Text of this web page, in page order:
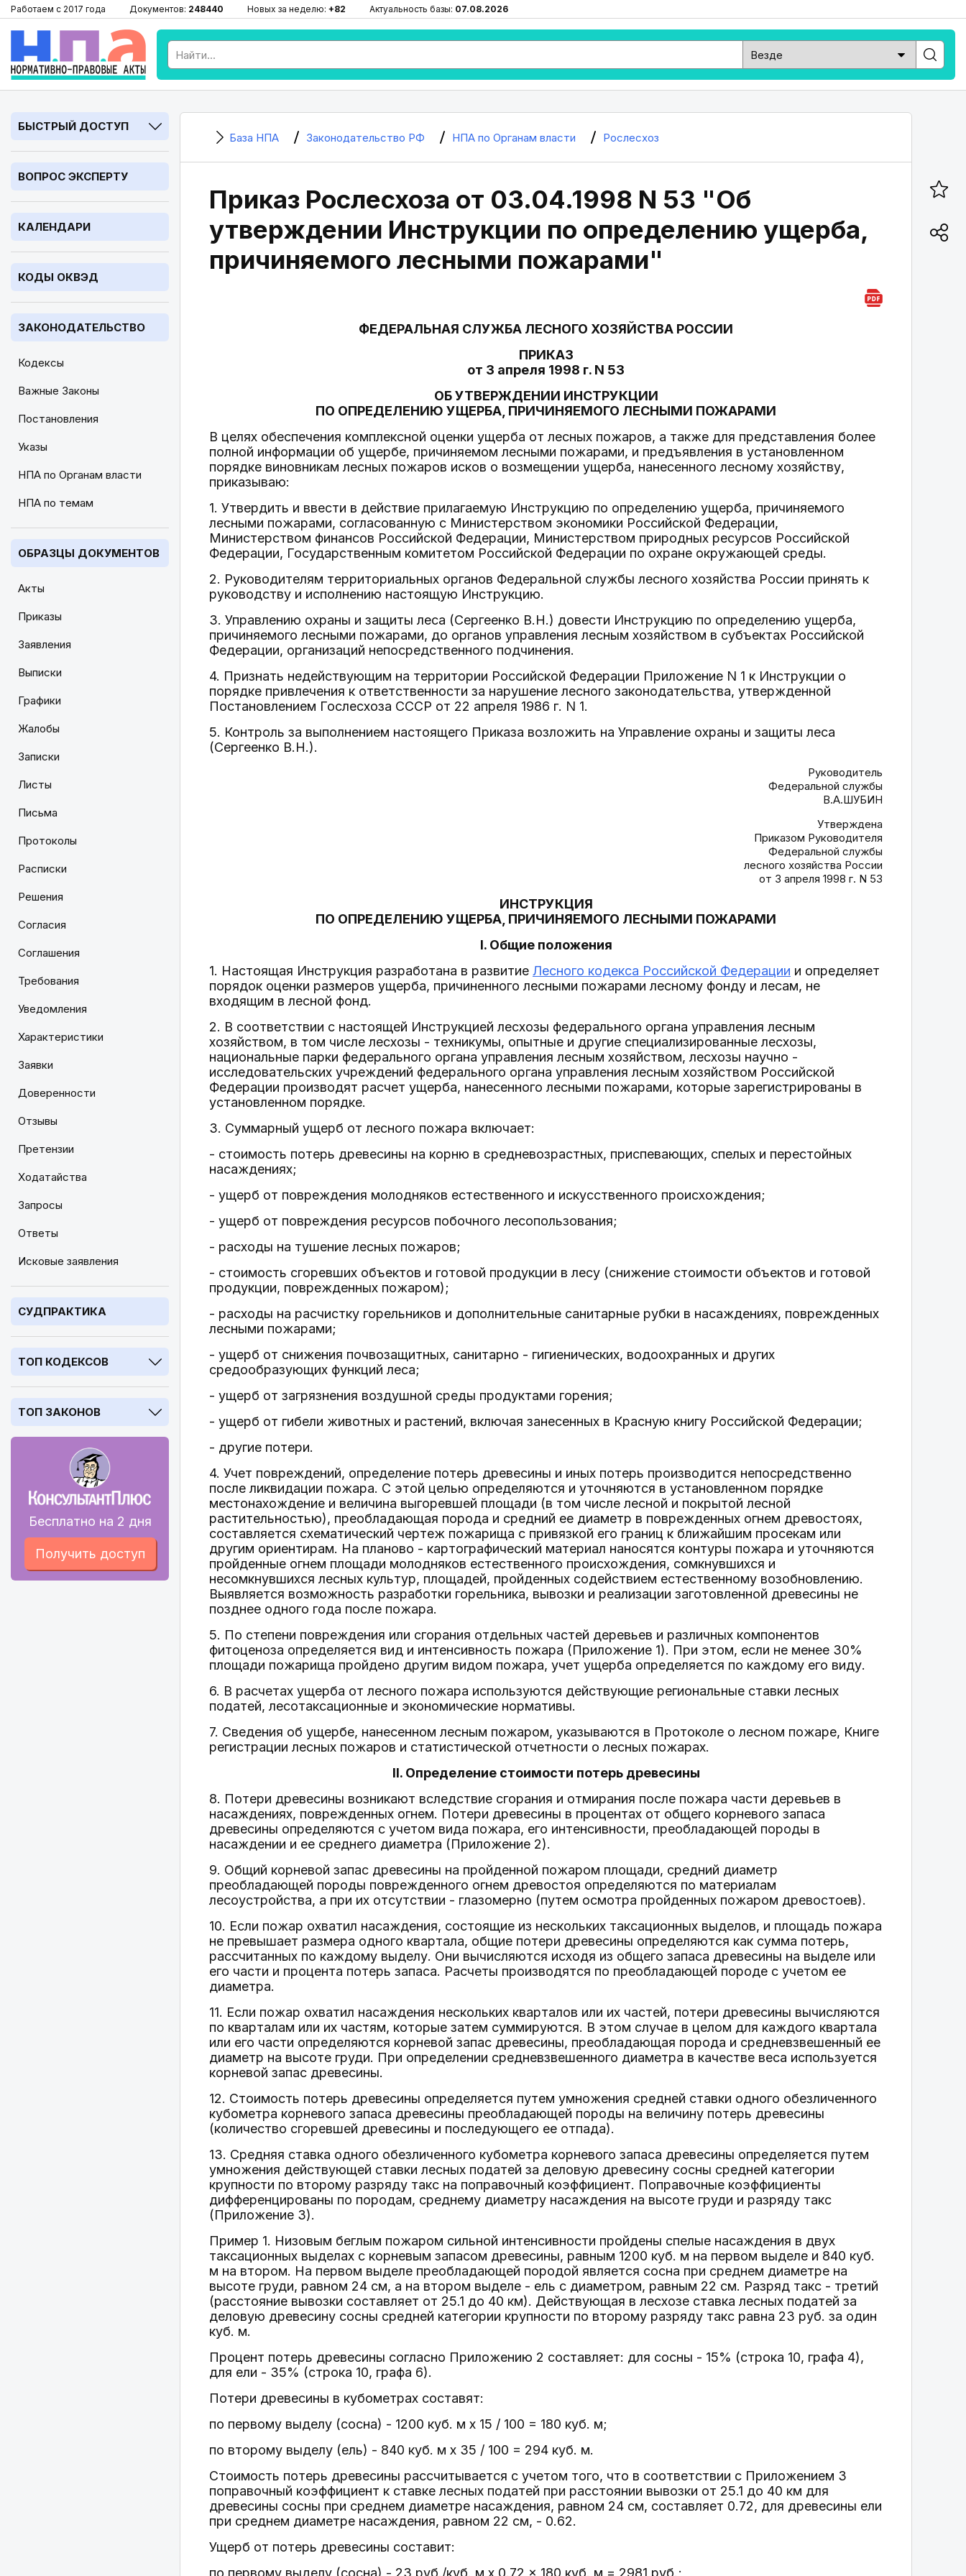
Работаем с 2017 года Документов: 248440 Новых за неделю: +82 Актуальность базы: 07.08.2026
БЫСТРЫЙ ДОСТУП
ВОПРОС ЭКСПЕРТУ
КАЛЕНДАРИ
КОДЫ ОКВЭД
ЗАКОНОДАТЕЛЬСТВО
Кодексы
Важные Законы
Постановления
Указы
НПА по Органам власти
НПА по темам
ОБРАЗЦЫ ДОКУМЕНТОВ
Акты
Приказы
Заявления
Выписки
Графики
Жалобы
Записки
Листы
Письма
Протоколы
Расписки
Решения
Согласия
Соглашения
Требования
Уведомления
Характеристики
Заявки
Доверенности
Отзывы
Претензии
Ходатайства
Запросы
Ответы
Исковые заявления
СУДПРАКТИКА
ТОП КОДЕКСОВ
ТОП ЗАКОНОВ
Бесплатно на 2 дня
Получить доступ
База НПА Законодательство РФ НПА по Органам власти Рослесхоз
Приказ Рослесхоза от 03.04.1998 N 53 "Об
утверждении Инструкции по определению ущерба,
причиняемого лесными пожарами"
ФЕДЕРАЛЬНАЯ СЛУЖБА ЛЕСНОГО ХОЗЯЙСТВА РОССИИ
ПРИКАЗ
от 3 апреля 1998 г. N 53
ОБ УТВЕРЖДЕНИИ ИНСТРУКЦИИ
ПО ОПРЕДЕЛЕНИЮ УЩЕРБА, ПРИЧИНЯЕМОГО ЛЕСНЫМИ ПОЖАРАМИ
В целях обеспечения комплексной оценки ущерба от лесных пожаров, а также для представления более
полной информации об ущербе, причиняемом лесными пожарами, и предъявления в установленном
порядке виновникам лесных пожаров исков о возмещении ущерба, нанесенного лесному хозяйству,
приказываю:
1. Утвердить и ввести в действие прилагаемую Инструкцию по определению ущерба, причиняемого
лесными пожарами, согласованную с Министерством экономики Российской Федерации,
Министерством финансов Российской Федерации, Министерством природных ресурсов Российской
Федерации, Государственным комитетом Российской Федерации по охране окружающей среды.
2. Руководителям территориальных органов Федеральной службы лесного хозяйства России принять к
руководству и исполнению настоящую Инструкцию.
3. Управлению охраны и защиты леса (Сергеенко В.Н.) довести Инструкцию по определению ущерба,
причиняемого лесными пожарами, до органов управления лесным хозяйством в субъектах Российской
Федерации, организаций непосредственного подчинения.
4. Признать недействующим на территории Российской Федерации Приложение N 1 к Инструкции о
порядке привлечения к ответственности за нарушение лесного законодательства, утвержденной
Постановлением Гослесхоза СССР от 22 апреля 1986 г. N 1.
5. Контроль за выполнением настоящего Приказа возложить на Управление охраны и защиты леса
(Сергеенко В.Н.).
Руководитель
Федеральной службы
В.А.ШУБИН
Утверждена
Приказом Руководителя
Федеральной службы
лесного хозяйства России
от 3 апреля 1998 г. N 53
ИНСТРУКЦИЯ
ПО ОПРЕДЕЛЕНИЮ УЩЕРБА, ПРИЧИНЯЕМОГО ЛЕСНЫМИ ПОЖАРАМИ
I. Общие положения
1. Настоящая Инструкция разработана в развитие Лесного кодекса Российской Федерации и определяет
порядок оценки размеров ущерба, причиненного лесными пожарами лесному фонду и лесам, не
входящим в лесной фонд.
2. В соответствии с настоящей Инструкцией лесхозы федерального органа управления лесным
хозяйством, в том числе лесхозы - техникумы, опытные и другие специализированные лесхозы,
национальные парки федерального органа управления лесным хозяйством, лесхозы научно -
исследовательских учреждений федерального органа управления лесным хозяйством Российской
Федерации производят расчет ущерба, нанесенного лесными пожарами, которые зарегистрированы в
установленном порядке.
3. Суммарный ущерб от лесного пожара включает:
- стоимость потерь древесины на корню в средневозрастных, приспевающих, спелых и перестойных
насаждениях;
- ущерб от повреждения молодняков естественного и искусственного происхождения;
- ущерб от повреждения ресурсов побочного лесопользования;
- расходы на тушение лесных пожаров;
- стоимость сгоревших объектов и готовой продукции в лесу (снижение стоимости объектов и готовой
продукции, поврежденных пожаром);
- расходы на расчистку горельников и дополнительные санитарные рубки в насаждениях, поврежденных
лесными пожарами;
- ущерб от снижения почвозащитных, санитарно - гигиенических, водоохранных и других
средообразующих функций леса;
- ущерб от загрязнения воздушной среды продуктами горения;
- ущерб от гибели животных и растений, включая занесенных в Красную книгу Российской Федерации;
- другие потери.
4. Учет повреждений, определение потерь древесины и иных потерь производится непосредственно
после ликвидации пожара. С этой целью определяются и уточняются в установленном порядке
местонахождение и величина выгоревшей площади (в том числе лесной и покрытой лесной
растительностью), преобладающая порода и средний ее диаметр в поврежденных огнем древостоях,
составляется схематический чертеж пожарища с привязкой его границ к ближайшим просекам или
другим ориентирам. На планово - картографический материал наносятся контуры пожара и уточняются
пройденные огнем площади молодняков естественного происхождения, сомкнувшихся и
несомкнувшихся лесных культур, площадей, пройденных содействием естественному возобновлению.
Выявляется возможность разработки горельника, вывозки и реализации заготовленной древесины не
позднее одного года после пожара.
5. По степени повреждения или сгорания отдельных частей деревьев и различных компонентов
фитоценоза определяется вид и интенсивность пожара (Приложение 1). При этом, если не менее 30%
площади пожарища пройдено другим видом пожара, учет ущерба определяется по каждому его виду.
6. В расчетах ущерба от лесного пожара используются действующие региональные ставки лесных
податей, лесотаксационные и экономические нормативы.
7. Сведения об ущербе, нанесенном лесным пожаром, указываются в Протоколе о лесном пожаре, Книге
регистрации лесных пожаров и статистической отчетности о лесных пожарах.
II. Определение стоимости потерь древесины
8. Потери древесины возникают вследствие сгорания и отмирания после пожара части деревьев в
насаждениях, поврежденных огнем. Потери древесины в процентах от общего корневого запаса
древесины определяются с учетом вида пожара, его интенсивности, преобладающей породы в
насаждении и ее среднего диаметра (Приложение 2).
9. Общий корневой запас древесины на пройденной пожаром площади, средний диаметр
преобладающей породы поврежденного огнем древостоя определяются по материалам
лесоустройства, а при их отсутствии - глазомерно (путем осмотра пройденных пожаром древостоев).
10. Если пожар охватил насаждения, состоящие из нескольких таксационных выделов, и площадь пожара
не превышает размера одного квартала, общие потери древесины определяются как сумма потерь,
рассчитанных по каждому выделу. Они вычисляются исходя из общего запаса древесины на выделе или
его части и процента потерь запаса. Расчеты производятся по преобладающей породе с учетом ее
диаметра.
11. Если пожар охватил насаждения нескольких кварталов или их частей, потери древесины вычисляются
по кварталам или их частям, которые затем суммируются. В этом случае в целом для каждого квартала
или его части определяются корневой запас древесины, преобладающая порода и средневзвешенный ее
диаметр на высоте груди. При определении средневзвешенного диаметра в качестве веса используется
корневой запас древесины.
12. Стоимость потерь древесины определяется путем умножения средней ставки одного обезличенного
кубометра корневого запаса древесины преобладающей породы на величину потерь древесины
(количество сгоревшей древесины и последующего ее отпада).
13. Средняя ставка одного обезличенного кубометра корневого запаса древесины определяется путем
умножения действующей ставки лесных податей за деловую древесину сосны средней категории
крупности по второму разряду такс на поправочный коэффициент. Поправочные коэффициенты
дифференцированы по породам, среднему диаметру насаждения на высоте груди и разряду такс
(Приложение 3).
Пример 1. Низовым беглым пожаром сильной интенсивности пройдены спелые насаждения в двух
таксационных выделах с корневым запасом древесины, равным 1200 куб. м на первом выделе и 840 куб.
м на втором. На первом выделе преобладающей породой является сосна при среднем диаметре на
высоте груди, равном 24 см, а на втором выделе - ель с диаметром, равным 22 см. Разряд такс - третий
(расстояние вывозки составляет от 25.1 до 40 км). Действующая в лесхозе ставка лесных податей за
деловую древесину сосны средней категории крупности по второму разряду такс равна 23 руб. за один
куб. м.
Процент потерь древесины согласно Приложению 2 составляет: для сосны - 15% (строка 10, графа 4),
для ели - 35% (строка 10, графа 6).
Потери древесины в кубометрах составят:
по первому выделу (сосна) - 1200 куб. м x 15 / 100 = 180 куб. м;
по второму выделу (ель) - 840 куб. м x 35 / 100 = 294 куб. м.
Стоимость потерь древесины рассчитывается с учетом того, что в соответствии с Приложением 3
поправочный коэффициент к ставке лесных податей при расстоянии вывозки от 25.1 до 40 км для
древесины сосны при среднем диаметре насаждения, равном 24 см, составляет 0.72, для древесины ели
при среднем диаметре насаждения, равном 22 см, - 0.62.
Ущерб от потерь древесины составит:
по первому выделу (сосна) - 23 руб./куб. м x 0.72 x 180 куб. м = 2981 руб.;